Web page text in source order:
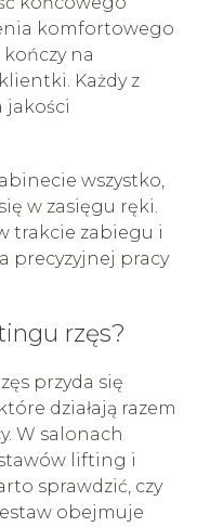
komfortowego
na
Każdy z
jakości
wszystko,
w zasięgu ręki.
trakcie zabiegu i
precyzyjnej pracy
rzęs?
przyda się
działają razem
W salonach
lifting i
sprawdzić, czy
obejmuje